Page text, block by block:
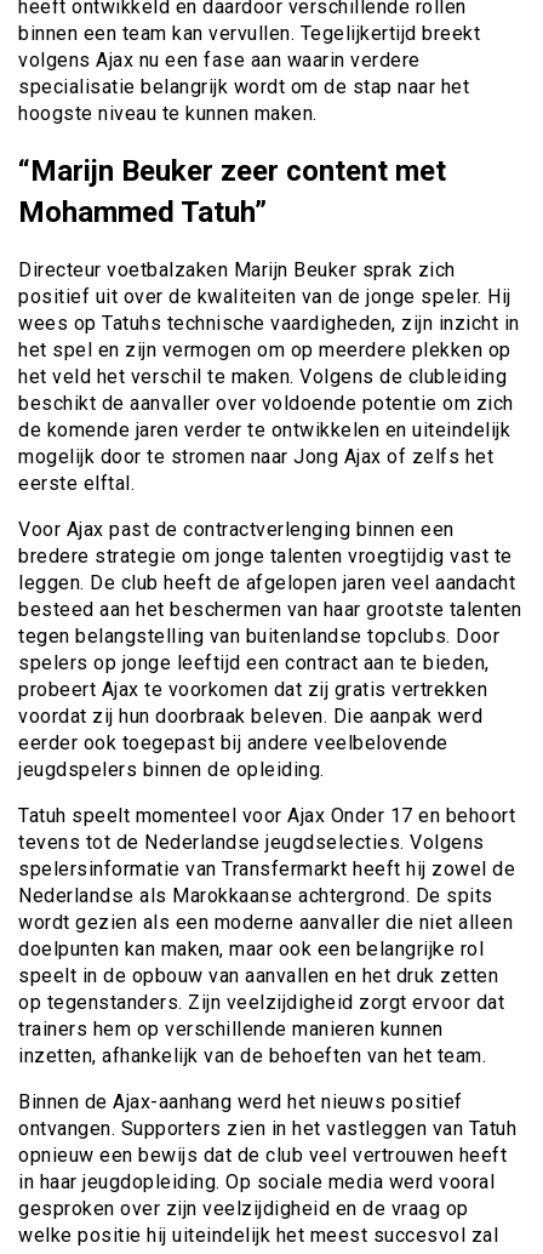
heeft ontwikkeld en daardoor verschillende rollen
binnen een team kan vervullen. Tegelijkertijd breekt
volgens Ajax nu een fase aan waarin verdere
specialisatie belangrijk wordt om de stap naar het
hoogste niveau te kunnen maken.
“Marijn Beuker zeer content met
Mohammed Tatuh”
Directeur voetbalzaken Marijn Beuker sprak zich
positief uit over de kwaliteiten van de jonge speler. Hij
wees op Tatuhs technische vaardigheden, zijn inzicht in
het spel en zijn vermogen om op meerdere plekken op
het veld het verschil te maken. Volgens de clubleiding
beschikt de aanvaller over voldoende potentie om zich
de komende jaren verder te ontwikkelen en uiteindelijk
mogelijk door te stromen naar Jong Ajax of zelfs het
eerste elftal.
Voor Ajax past de contractverlenging binnen een
bredere strategie om jonge talenten vroegtijdig vast te
leggen. De club heeft de afgelopen jaren veel aandacht
besteed aan het beschermen van haar grootste talenten
tegen belangstelling van buitenlandse topclubs. Door
spelers op jonge leeftijd een contract aan te bieden,
probeert Ajax te voorkomen dat zij gratis vertrekken
voordat zij hun doorbraak beleven. Die aanpak werd
eerder ook toegepast bij andere veelbelovende
jeugdspelers binnen de opleiding.
Tatuh speelt momenteel voor Ajax Onder 17 en behoort
tevens tot de Nederlandse jeugdselecties. Volgens
spelersinformatie van Transfermarkt heeft hij zowel de
Nederlandse als Marokkaanse achtergrond. De spits
wordt gezien als een moderne aanvaller die niet alleen
doelpunten kan maken, maar ook een belangrijke rol
speelt in de opbouw van aanvallen en het druk zetten
op tegenstanders. Zijn veelzijdigheid zorgt ervoor dat
trainers hem op verschillende manieren kunnen
inzetten, afhankelijk van de behoeften van het team.
Binnen de Ajax-aanhang werd het nieuws positief
ontvangen. Supporters zien in het vastleggen van Tatuh
opnieuw een bewijs dat de club veel vertrouwen heeft
in haar jeugdopleiding. Op sociale media werd vooral
gesproken over zijn veelzijdigheid en de vraag op
welke positie hij uiteindelijk het meest succesvol zal